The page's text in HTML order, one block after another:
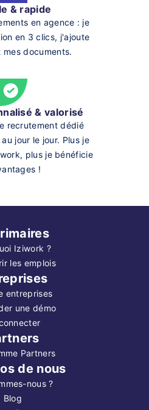
& rapide
en agence : je
en 3 clics, j'ajoute
mes documents.
& valorisé
recrutement dédié
jour le jour. Plus je
plus je bénéficie
!
Iziwork ?
les emplois
entreprises
une démo
Partners
de nous
nous ?
Blog